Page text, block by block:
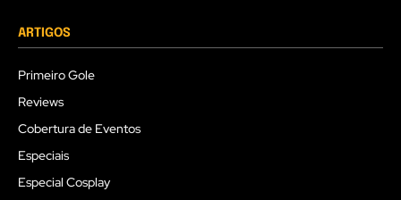
ARTIGOS
Primeiro Gole
Reviews
Cobertura de Eventos
Especiais
Especial Cosplay